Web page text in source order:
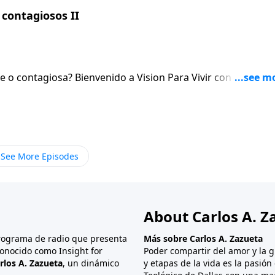
II
Para Vivir con el pastor
See More Episodes
de radio que presenta
como Insight for
A. Zazueta, un dinámico
About Carlos A.
Más sobre Carlos A. Zazueta
Poder compartir del amor y la
y etapas de la vida es la